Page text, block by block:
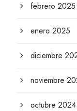
febrero 2025
enero 2025
diciembre
noviembre
octubre 2024